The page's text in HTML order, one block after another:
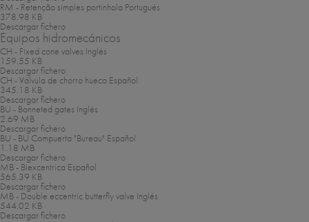
RM - Retenção simples portinhola Portugués
378.98 KB
Descargar fichero
Equipos hidromecánicos
CH - Fixed cone valves Inglés
159.55 KB
Descargar fichero
CH - Válvula de chorro hueco Español
345.18 KB
Descargar fichero
BU - Bonneted gates Inglés
2.69 MB
Descargar fichero
BU - BU Compuerta "Bureau" Español
1.18 MB
Descargar fichero
MB - Biexcentrica Español
565.39 KB
Descargar fichero
MB - Double eccentric butterfly valve Inglés
544.02 KB
Descargar fichero